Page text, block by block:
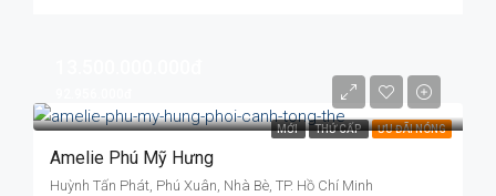
MỚI THỨ CẤP ƯU ĐÃI NÓNG
Amelie Phú Mỹ Hưng
Huỳnh Tấn Phát, Phú Xuân, Nhà Bè, TP. Hồ Chí Minh